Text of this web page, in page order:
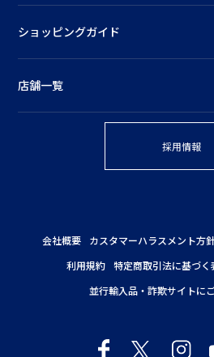
ショッピングガイド
店舗一覧
採用情報
会社概要 カスタマーハラスメント方
利用規約 特定商取引法に基づく
並行輸入品・詐欺サイトに